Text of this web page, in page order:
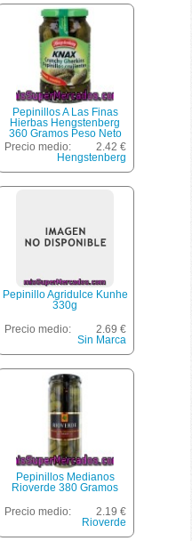
Pepinillos A Las Finas
Hierbas Hengstenberg
360 Gramos Peso Neto
Escurrido
Precio medio:
2.42 €
Hengstenberg
Pepinillo Agridulce Kunhe
330g
Precio medio:
2.69 €
Sin Marca
Pepinillos Medianos
Rioverde 380 Gramos
Precio medio:
2.19 €
Rioverde